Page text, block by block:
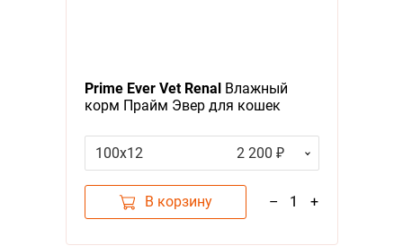
Prime Ever Vet RenalВлажный
корм Прайм Эвер для кошек
за упаковку)
100х12 2 200 ₽
В корзину – 1 +